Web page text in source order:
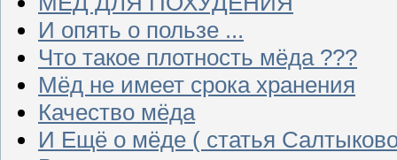
И опять о пользе ...
Что такое плотность мёда ???
Мёд не имеет срока хранения
Качество мёда
И Ещё о мёде ( статья